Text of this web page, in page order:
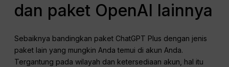
dan paket OpenAI lainnya
Sebaiknya bandingkan paket ChatGPT Plus dengan jenis
paket lain yang mungkin Anda temui di akun Anda.
Tergantung pada wilayah dan ketersediaan akun, hal itu